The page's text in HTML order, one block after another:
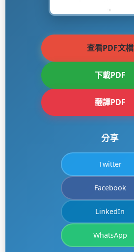
查看PDF文檔
下載PDF
翻譯PDF
分享
Twitter
Facebook
LinkedIn
WhatsApp